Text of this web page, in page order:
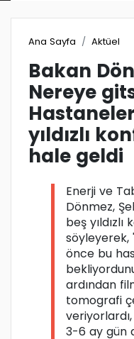
Ana Sayfa Aktüel
Bakan
Nereye
yıldızlı
hale geldi
Enerji ve
Dönmez,
beş
söyleyerek,
önce bu
ardından
tomografi
3-6 ay gün